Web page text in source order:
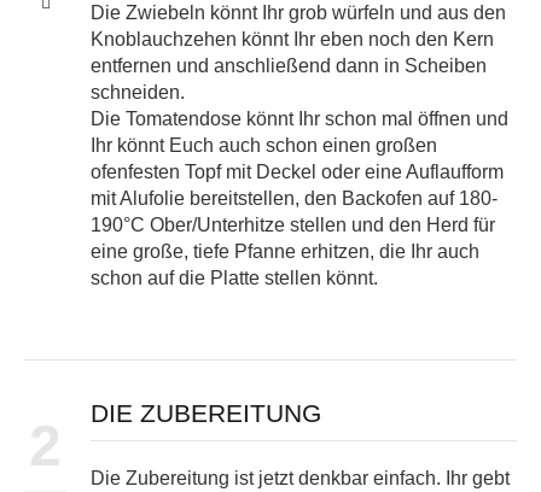
Die Zwiebeln könnt Ihr grob würfeln und aus den
Knoblauchzehen könnt Ihr eben noch den Kern
entfernen und anschließend dann in Scheiben
schneiden.
Die Tomatendose könnt Ihr schon mal öffnen und
Ihr könnt Euch auch schon einen großen
ofenfesten Topf mit Deckel oder eine Auflaufform
mit Alufolie bereitstellen, den Backofen auf 180-
190°C Ober/Unterhitze stellen und den Herd für
eine große, tiefe Pfanne erhitzen, die Ihr auch
schon auf die Platte stellen könnt.
2
DIE ZUBEREITUNG
Die Zubereitung ist jetzt denkbar einfach. Ihr gebt